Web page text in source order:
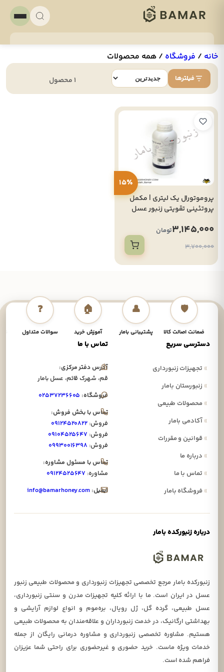
خانه/ فروشگاه/ همه محصولات
فیلترها
15٪
پروموتورال یک لیتری | مکمل
پروتئینی تقویتی زنبور عسل
3,145,000تومان
3,700,000
🛡️
ضمانت اصالت کالا
👤
پشتیبانی بامار
🏠
آموزش خرید
❓
سوالات متداول
دسترسی سریع
»تجهیزات زنبورداری
»زنبورستان بامار
»محصولات طبیعی
»آکادمی بامار
»قوانین و مقررات
»درباره ما
»تماس با ما
»فروشگاه بامار
تماس با ما
آدرس دفتر مرکزی:
قم، شهرک قائم، عسل بامار
فروشگاه: ۰۲۵۳۷۲۳۶۶۰۵
تماس با بخش فروش:
فروش: ۰۹۱۲۴۵۲۰۸۲۲
فروش: ۰۹۱۰۴۵۲۵۶۴۷
فروش: ۰۹۹۳۰۰۱۶۳۹۸
تماس با مسئول مشاوره:
مشاوره: ۰۹۱۲۴۵۲۵۶۴۷
ایمیل: info@bamarhoney.com
درباره زنبورکده بامار
زنبورکده بامار مرجع تخصصی تجهیزات زنبورداری و محصولات طبیعی زنبور
عسل در ایران است. ما با ارائه کلیه تجهیزات مدرن و سنتی زنبورداری،
عسل طبیعی، گرده گل، ژل رویال، بره‌موم و انواع لوازم آرایشی و
بهداشتی ارگانیک، در خدمت زنبورداران و علاقه‌مندان به محصولات طبیعی
هستیم. مشاوره تخصصی زنبورداری و مشاوره درمانی رایگان از جمله
خدمات ویژه ماست. خرید حضوری و غیرحضوری برای راحتی شما عزیزان
فراهم شده است.